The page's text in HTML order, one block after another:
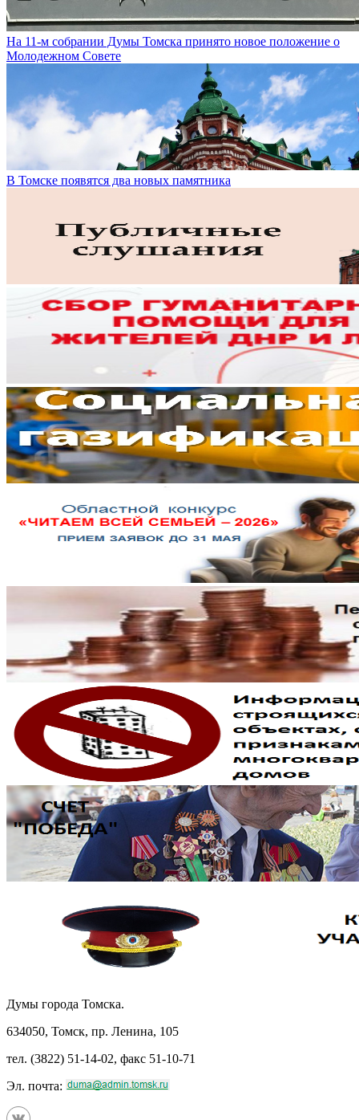
На 11-м собрании Думы Томска принято новое положение о
Молодежном Совете
В Томске появятся два новых памятника
Думы города Томска.
634050, Томск, пр. Ленина, 105
тел. (3822) 51-14-02, факс 51-10-71
Эл. почта: